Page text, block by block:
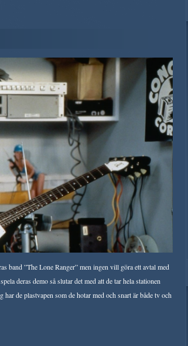
band ”The Lone Ranger” men ingen vill göra ett avtal med
deras demo så slutar det med att de tar hela stationen
de plastvapen som de hotar med och snart är både tv och